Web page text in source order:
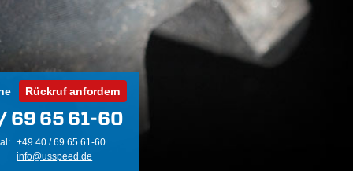
Rückruf anfordern
69 65 61-60
+49 40 / 69 65 61-60
info@usspeed.de